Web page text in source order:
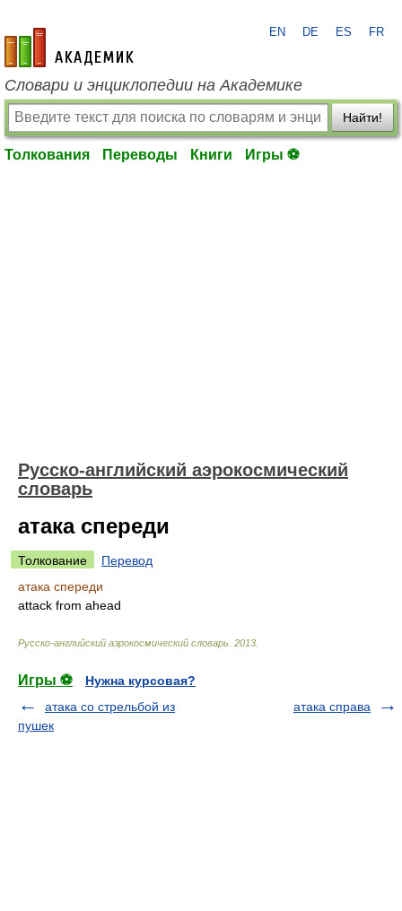
academic.ru
EN DE ES FR
Словари и энциклопедии на Академике
Найти!
Толкования Переводы Книги Игры ⚽
Русско-английский аэрокосмический
словарь
атака спереди
Толкование
Перевод
атака спереди
attack from ahead
Русско-английский аэрокосмический словарь 2013
Игры ⚽
Нужна курсовая?
атака со стрельбой из
пушек
атака справа